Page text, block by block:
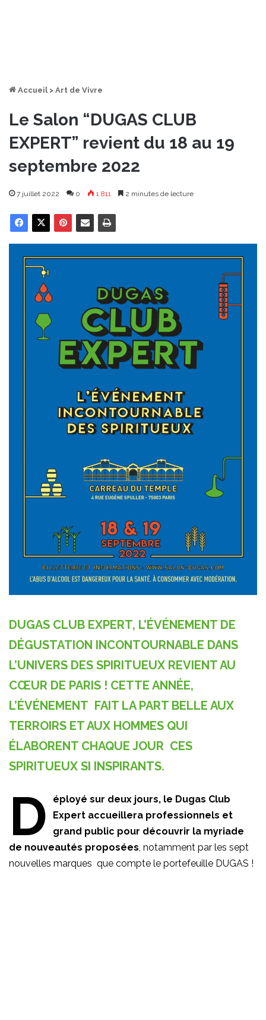
Accueil > Art de Vivre
Le Salon “DUGAS CLUB
EXPERT” revient du 18 au 19
septembre 2022
7 juillet 2022 0 1 811 2 minutes de lecture
DUGAS CLUB EXPERT, L’ÉVÉNEMENT DE
DÉGUSTATION INCONTOURNABLE DANS
L’UNIVERS DES SPIRITUEUX REVIENT AU
CŒUR DE PARIS ! CETTE ANNÉE,
L’ÉVÉNEMENT FAIT LA PART BELLE AUX
TERROIRS ET AUX HOMMES QUI
ÉLABORENT CHAQUE JOUR CES
SPIRITUEUX SI INSPIRANTS.
D
éployé sur deux jours, le Dugas Club
Expert accueillera professionnels et
grand public pour découvrir la myriade
de nouveautés proposées, notamment par les sept
nouvelles marques que compte le portefeuille DUGAS !